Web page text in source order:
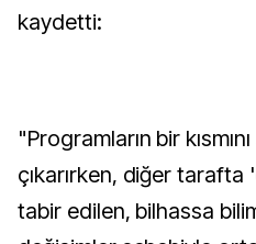
kaydetti:
"Programların bir
çıkarırken, diğer
tabir edilen, bilhassa